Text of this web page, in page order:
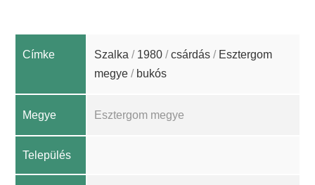
Címke Szalka / 1980 /csárdás / Esztergom
megye / bukós
Megye Esztergom megye
Település